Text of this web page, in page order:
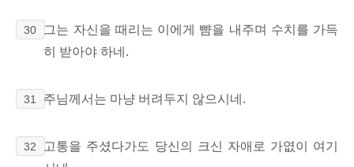
30
그는 자신을 때리는 이에게 뺨을 내주며 수치를 가득
히 받아야 하네.
31 주님께서는 마냥 버려두지 않으시네.
32
고통을 주셨다가도 당신의 크신 자애로 가엾이 여기